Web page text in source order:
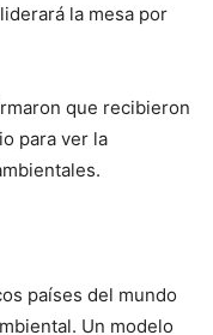
la mesa por
que recibieron
para ver la
países del mundo
Un modelo